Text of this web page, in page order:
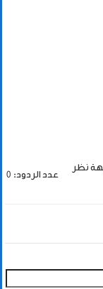
نظر
عدد الردود: 0